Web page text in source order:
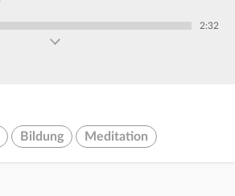
2:32
Bildung Meditation